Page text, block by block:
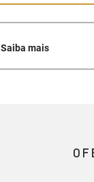
Saiba mais